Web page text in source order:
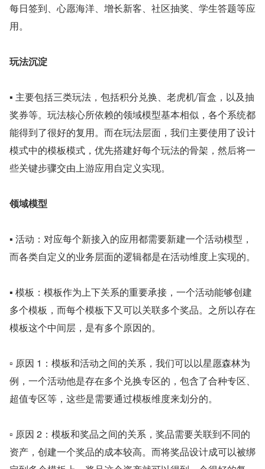
每日签到、心愿海洋、增长新客、社区抽奖、学生答题等应
用。
玩法沉淀
▪ 主要包括三类玩法，包括积分兑换、老虎机/盲盒，以及抽
奖券等。玩法核心所依赖的领域模型基本相似，各个系统都
能得到了很好的复用。而在玩法层面，我们主要使用了设计
模式中的模板模式，优先搭建好每个玩法的骨架，然后将一
些关键步骤交由上游应用自定义实现。
领域模型
▪ 活动：对应每个新接入的应用都需要新建一个活动模型，
而各类自定义的业务层面的逻辑都是在活动维度上实现的。
▪ 模板：模板作为上下关系的重要承接，一个活动能够创建
多个模板，而每个模板下又可以关联多个奖品。之所以存在
模板这个中间层，是有多个原因的。
▫ 原因 1：模板和活动之间的关系，我们可以以星愿森林为
例，一个活动他是存在多个兑换专区的，包含了合种专区、
超值专区等，这些是需要通过模板维度来划分的。
▫ 原因 2：模板和奖品之间的关系，奖品需要关联到不同的
资产，创建一个奖品的成本较高。而将奖品设计成可以被绑